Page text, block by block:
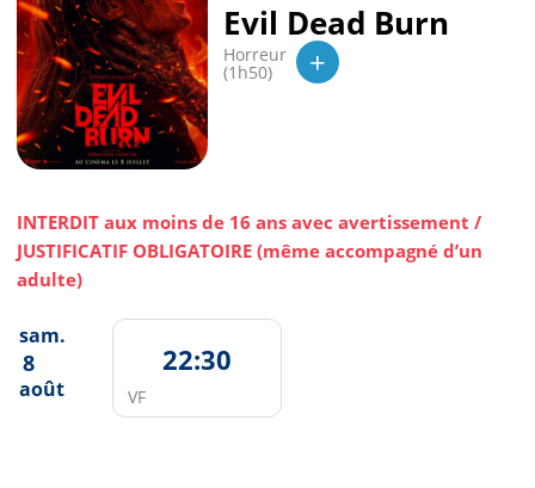
Evil Dead Burn
Horreur
(1h50) +
INTERDIT aux moins de 16 ans avec avertissement /
JUSTIFICATIF OBLIGATOIRE (même accompagné d’un
adulte)
sam.
8
août
22:30
VF